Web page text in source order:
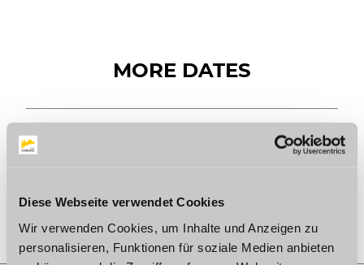
Diese Webseite verwendet Cookies
Wir verwenden Cookies, um Inhalte und Anzeigen zu
personalisieren, Funktionen für soziale Medien anbieten
MORE DATES
Save date